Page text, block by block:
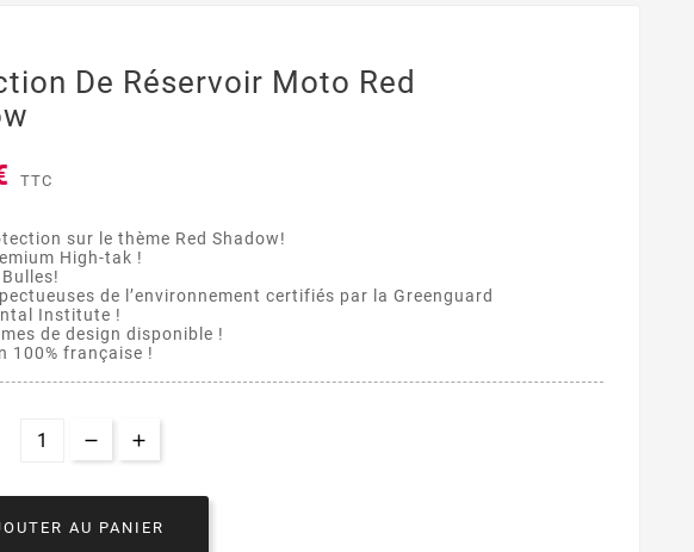
De Réservoir Moto Red
TTC
sur le thème Red Shadow!
High-tak !
de l’environnement certifiés par la Greenguard
Institute !
de design disponible !
100% française !
AU PANIER